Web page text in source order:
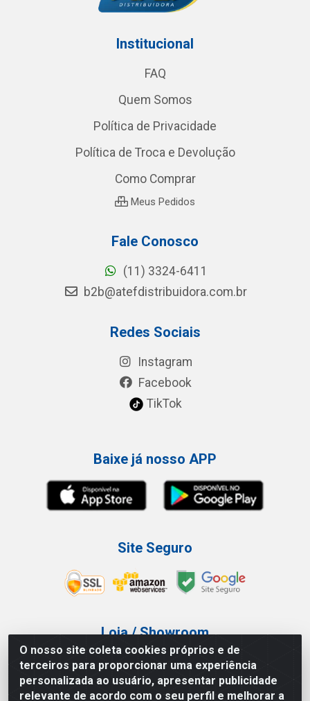
O nosso site coleta cookies próprios e de
terceiros para proporcionar uma experiência
personalizada ao usuário, apresentar publicidade
relevante de acordo com o seu perfil e melhorar a
Institucional
FAQ
Quem Somos
Política de Privacidade
Política de Troca e Devolução
Como Comprar
Meus Pedidos
Fale Conosco
(11) 3324-6411
b2b@atefdistribuidora.com.br
Redes Sociais
Instagram
Facebook
TikTok
Baixe já nosso APP
Site Seguro
Loja / Showroom
Tel.: (11) 3227-0546
Av Vautier, 587/597 - Pari - São Paulo/SP